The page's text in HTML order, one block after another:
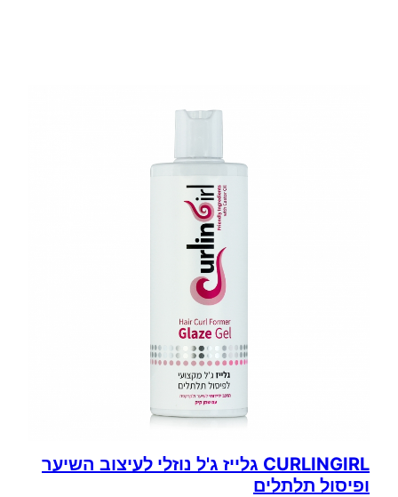
CURLINGIRL גלייז ג'ל נוזלי לעיצוב השיער
ופיסול תלתלים